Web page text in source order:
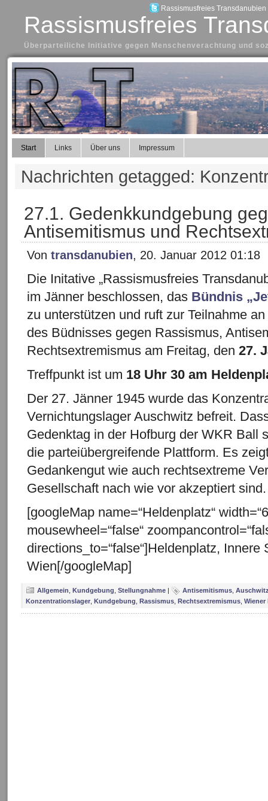
Rassismusfreies Transdanubien
Rassismusfreies
Überparteiliche Initiative gegen Menschenverachtung und
Start Links Über uns Impressum
Nachrichten getagged:
27.1. Gedenkkundgebung
Antisemitismus und
Von transdanubien, 20. Januar 2012 01:18
Die Initative „Rassismusfreies
im Jänner beschlossen, das Bündnis
zu unterstützen und ruft zur Teilnahme
des Büdnisses gegen Rassismus,
Rechtsextremismus am Freitag, den 27.
Treffpunkt ist um 18 Uhr 30 am
Der 27. Jänner 1945 wurde das
Vernichtungslager Auschwitz befreit.
Gedenktag in der Hofburg der WKR Ball
die parteiübergreifende Plattform. Es
Gedankengut wie auch rechtsextreme
Gesellschaft nach wie vor akzeptiert sind.
[googleMap name=“Heldenplatz“
mousewheel=“false“
directions_to=“false“]Heldenplatz, Innere
Wien[/googleMap]
Allgemein Kundgebung Stellungnahme | Antisemitismus
Konzentrationslager Kundgebung Rassismus Rechtsextremismus